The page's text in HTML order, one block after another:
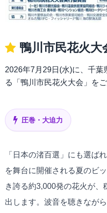
鴨川市民花火大
2026年7月29日(水)に、千
る「鴨川市民花火大会」をご
圧巻・大迫力
「日本の渚百選」にも選ば
を舞台に開催される夏のビ
き誇る約3,000発の花火が、
出します。波音を聴きなが